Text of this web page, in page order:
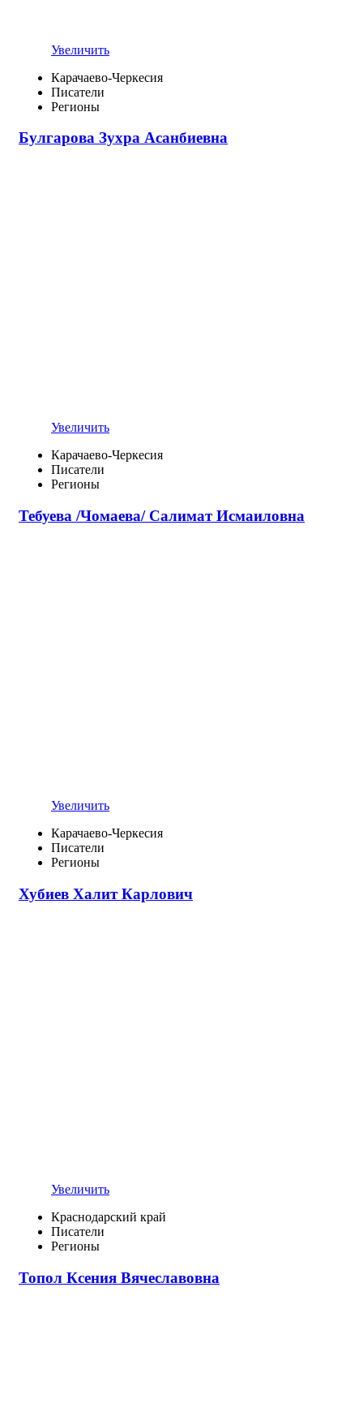
Увеличить
Карачаево-Черкесия
Писатели
Регионы
Булгарова Зухра Асанбиевна
Увеличить
Карачаево-Черкесия
Писатели
Регионы
Тебуева /Чомаева/ Салимат Исмаиловна
Увеличить
Карачаево-Черкесия
Писатели
Регионы
Хубиев Халит Карлович
Увеличить
Краснодарский край
Писатели
Регионы
Топол Ксения Вячеславовна